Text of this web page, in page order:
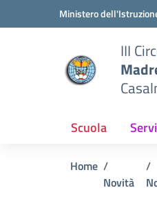
Vai ai contenuti
Vai al menu di navigazione
Ministero
III
Scuola
Home
Novità